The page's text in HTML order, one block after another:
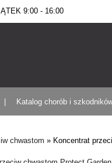
9:00 - 16:00
Katalog chorób i
chwastom » Koncentrat